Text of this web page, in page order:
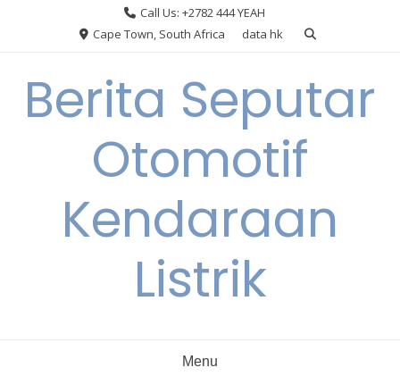
Call Us: +2782 444 YEAH
Cape Town, South Africa
data hk
Berita Seputar
Otomotif
Kendaraan
Listrik
Menu